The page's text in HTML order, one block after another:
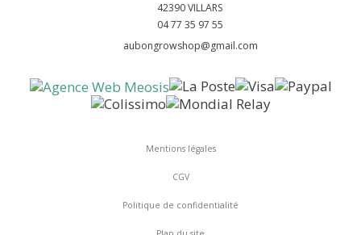
42390 VILLARS
04 77 35 97 55
aubongrowshop@gmail.com
Mentions légales
CGV
Politique de confidentialité